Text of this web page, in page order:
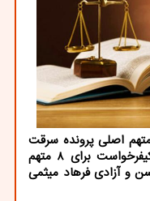
اصلی پرونده سرقت
از صندوق امانات بانک ملی، صدور کیفرخواست برای ۸ متهم
و آزادی فرهاد میثمی